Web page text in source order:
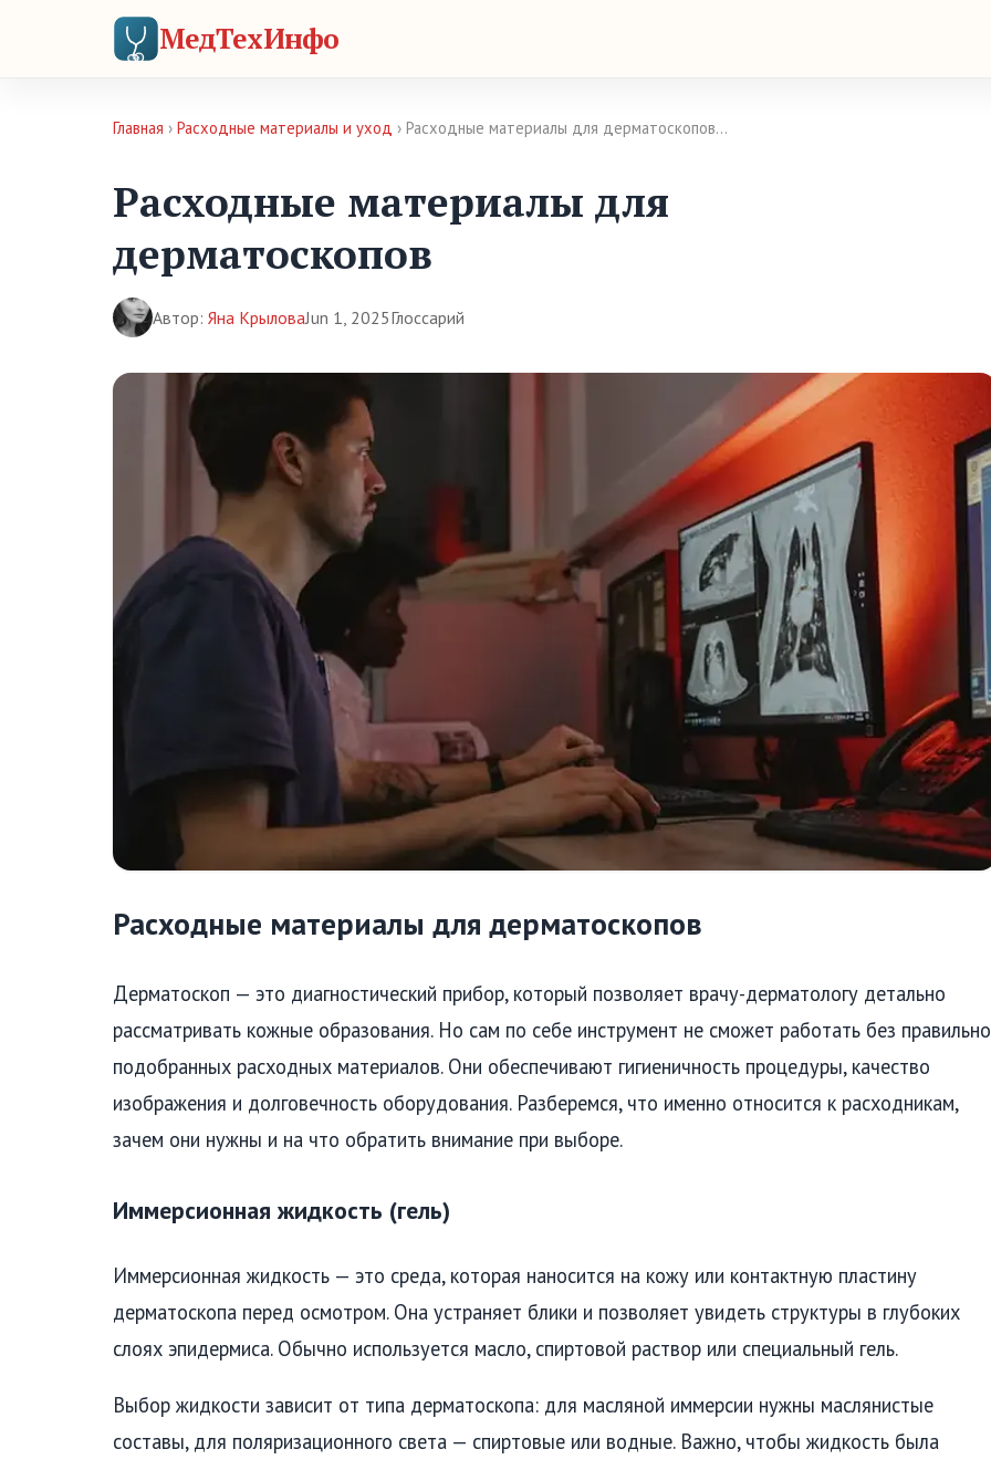
МедТехИнфо
Главная › Расходные материалы и уход › Расходные материалы для дерматоскопов…
Расходные материалы для
дерматоскопов
Автор: Яна КрыловаJun 1, 2025Глоссарий
Расходные материалы для дерматоскопов
Дерматоскоп — это диагностический прибор, который позволяет врачу-дерматологу детально
рассматривать кожные образования. Но сам по себе инструмент не сможет работать без правильно
подобранных расходных материалов. Они обеспечивают гигиеничность процедуры, качество
изображения и долговечность оборудования. Разберемся, что именно относится к расходникам,
зачем они нужны и на что обратить внимание при выборе.
Иммерсионная жидкость (гель)
Иммерсионная жидкость — это среда, которая наносится на кожу или контактную пластину
дерматоскопа перед осмотром. Она устраняет блики и позволяет увидеть структуры в глубоких
слоях эпидермиса. Обычно используется масло, спиртовой раствор или специальный гель.
Выбор жидкости зависит от типа дерматоскопа: для масляной иммерсии нужны маслянистые
составы, для поляризационного света — спиртовые или водные. Важно, чтобы жидкость была